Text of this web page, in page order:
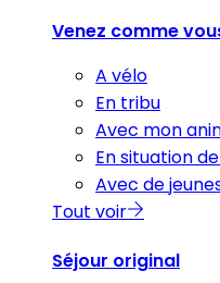
Venez comme
A vélo
En tribu
Avec mon
En situation
Avec de
Tout voir
Séjour original